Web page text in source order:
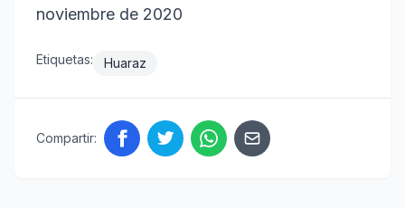
noviembre de 2020
Etiquetas: Huaraz
Compartir: